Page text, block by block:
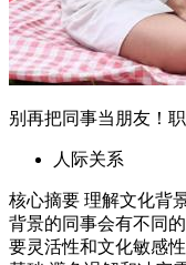
别再把同事当朋友！
人际关系
核心摘要 理解文化背
背景的同事会有不同
要灵活性和文化敏感